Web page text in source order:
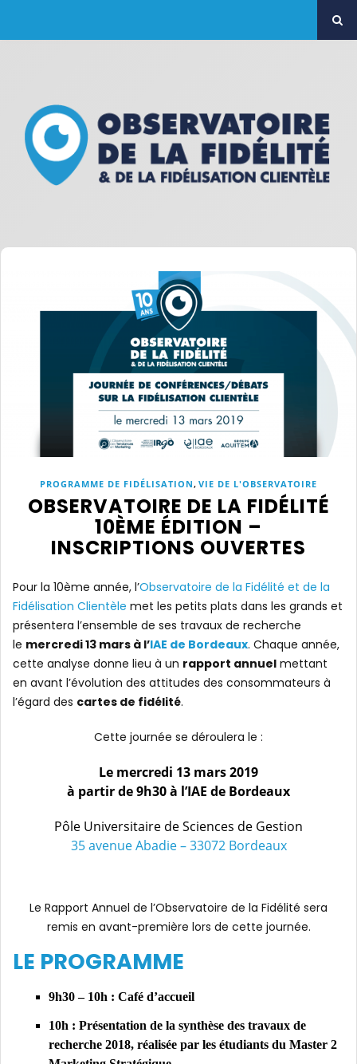
PROGRAMME DE FIDÉLISATION, VIE DE L'OBSERVATOIRE
OBSERVATOIRE DE LA FIDÉLITÉ
10ÈME ÉDITION –
INSCRIPTIONS OUVERTES
Pour la 10ème année, l’Observatoire de la Fidélité et de la
Fidélisation Clientèle met les petits plats dans les grands et
présentera l’ensemble de ses travaux de recherche
le mercredi 13 mars à l’IAE de Bordeaux. Chaque année,
cette analyse donne lieu à un rapport annuel mettant
en avant l’évolution des attitudes des consommateurs à
l’égard des cartes de fidélité.
Cette journée se déroulera le :
Le mercredi 13 mars 2019
à partir de 9h30 à l’IAE de Bordeaux
Pôle Universitaire de Sciences de Gestion
35 avenue Abadie – 33072 Bordeaux
Le Rapport Annuel de l’Observatoire de la Fidélité sera
remis en avant-première lors de cette journée.
LE PROGRAMME
9h30 – 10h : Café d’accueil
10h : Présentation de la synthèse des travaux de
recherche 2018, réalisée par les étudiants du Master 2